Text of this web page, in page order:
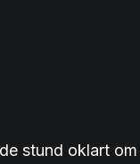
stund oklart om